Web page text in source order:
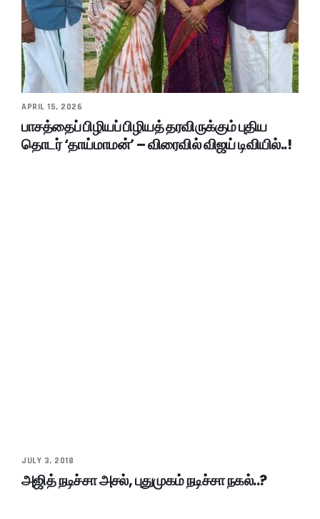
APRIL 15, 2026
பாசத்தைப் பிழியப் பிழியத் தரவிருக்கும் புதிய
தொடர் ‘தாய்மாமன்’ – விரைவில் விஜய் டிவியில்..!
JULY 3, 2018
அஜித் நடிச்சா அசல், புதுமுகம் நடிச்சா நகல்..?